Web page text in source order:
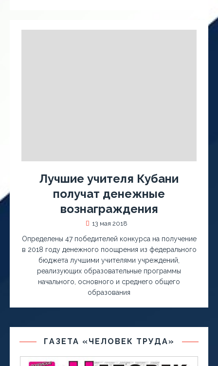
Лучшие учителя Кубани
получат денежные
вознаграждения
13 мая 2018
Определены 47 победителей конкурса на получение
в 2018 году денежного поощрения из федерального
бюджета лучшими учителями учреждений,
реализующих образовательные программы
начального, основного и среднего общего
образования
ГАЗЕТА «ЧЕЛОВЕК ТРУДА»